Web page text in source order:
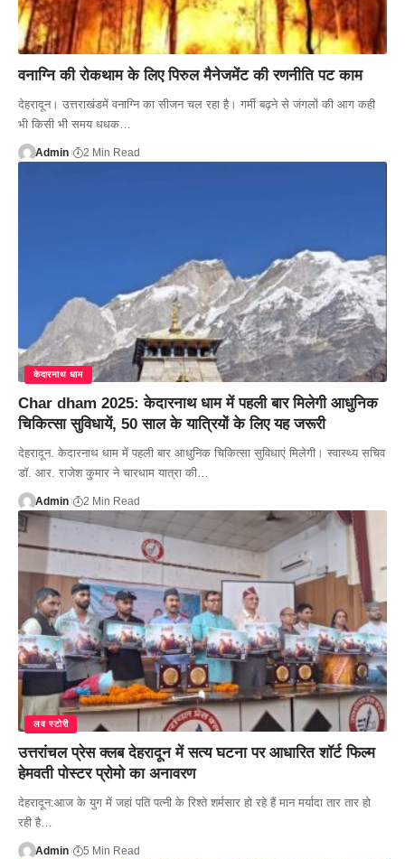
वनाग्नि की रोकथाम के लिए पिरुल मैनेजमेंट की रणनीति पट काम
देहरादून। उत्तराखंडमें वनाग्नि का सीजन चल रहा है। गर्मी बढ़ने से जंगलों की आग कही
भी किसी भी समय धधक…
Admin 2 Min Read
केदारनाथ धाम
Char dham 2025: केदारनाथ धाम में पहली बार मिलेगी आधुनिक
चिकित्सा सुविधायें, 50 साल के यात्रियों के लिए यह जरूरी
देहरादून. केदारनाथ धाम में पहली बार आधुनिक चिकित्सा सुविधाएं मिलेगी। स्वास्थ्य सचिव
डाॅ. आर. राजेश कुमार ने चारधाम यात्रा की…
Admin 2 Min Read
लव स्टोरी
उत्तरांचल प्रेस क्लब देहरादून में सत्य घटना पर आधारित शॉर्ट फिल्म
हेमवती पोस्टर प्रोमो का अनावरण
देहरादून:आज के युग में जहां पति पत्नी के रिश्ते शर्मसार हो रहे हैं मान मर्यादा तार तार हो
रही है…
Admin 5 Min Read